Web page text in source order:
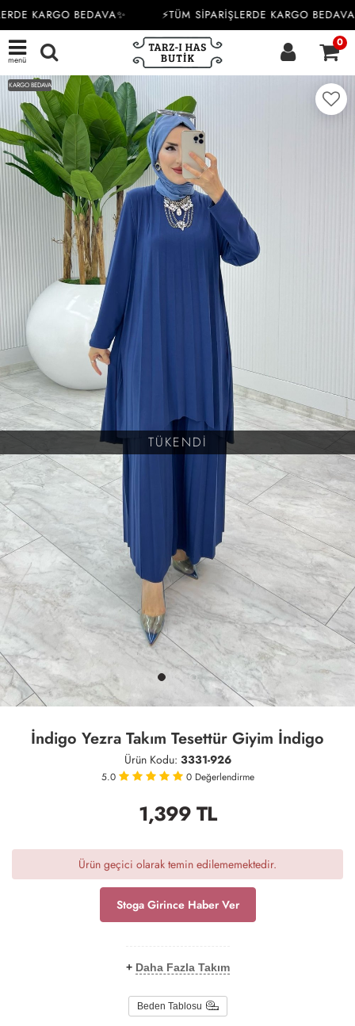
KARGO BEDAVA✨ ⚡TÜM SİPARİŞLERDE KARGO
menü
0
TÜKENDİ
KARGO BEDAVA
İndigo Yezra Takım Tesettür Giyim İndigo
Ürün Kodu: 3331-926
5.0 0 Değerlendirme
1,399TL
Ürün geçici olarak temin edilememektedir.
Stoga Girince Haber Ver
+ Daha Fazla Takım
Beden Tablosu